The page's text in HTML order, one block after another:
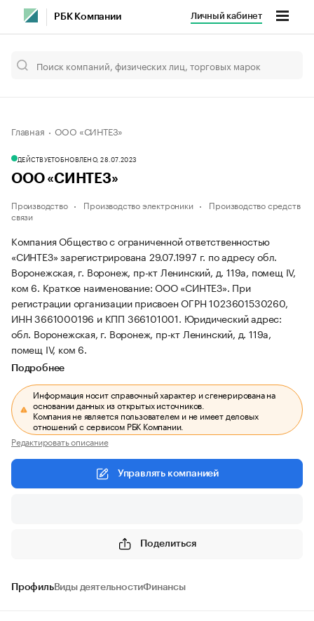
РБК Компании Личный кабинет
Главная ООО «СИНТЕЗ»
ДЕЙСТВУЕТОБНОВЛЕНО, 28.07.2023
ООО «СИНТЕЗ»
Производство Производство электроники
Производство средств
связи
Компания Общество с ограниченной ответственностью
«СИНТЕЗ» зарегистрирована 29.07.1997 г. по адресу обл.
Воронежская, г. Воронеж, пр-кт Ленинский, д. 119а, помещ IV,
ком 6. Краткое наименование: ООО «СИНТЕЗ». При
регистрации организации присвоен ОГРН 1023601530260,
ИНН 3661000196 и КПП 366101001. Юридический адрес:
обл. Воронежская, г. Воронеж, пр-кт Ленинский, д. 119а,
помещ IV, ком 6.
Подробнее
Информация носит справочный характер и сгенерирована на
основании данных из открытых источников.
Компания не является пользователем и не имеет деловых
отношений с сервисом РБК Компании.
Редактировать описание
Управлять компанией
Поделиться
ПрофильВиды деятельностиФинансы